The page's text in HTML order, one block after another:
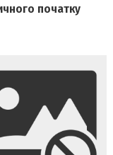
початку